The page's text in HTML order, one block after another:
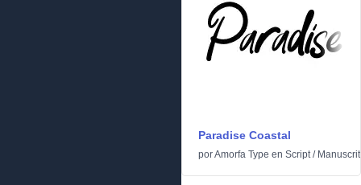
Paradise Coastal
porAmorfa Type en Script/